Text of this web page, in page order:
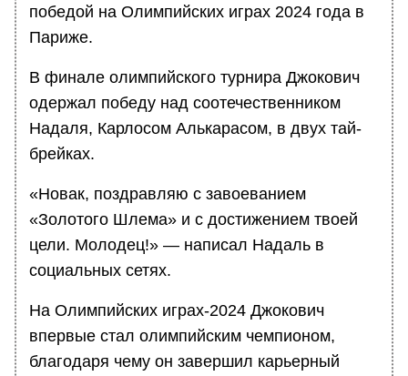
победой на Олимпийских играх 2024 года в
Париже.
В финале олимпийского турнира Джокович
одержал победу над соотечественником
Надаля, Карлосом Алькарасом, в двух тай-
брейках.
«Новак, поздравляю с завоеванием
«Золотого Шлема» и с достижением твоей
цели. Молодец!» — написал Надаль в
социальных сетях.
На Олимпийских играх-2024 Джокович
впервые стал олимпийским чемпионом,
благодаря чему он завершил карьерный